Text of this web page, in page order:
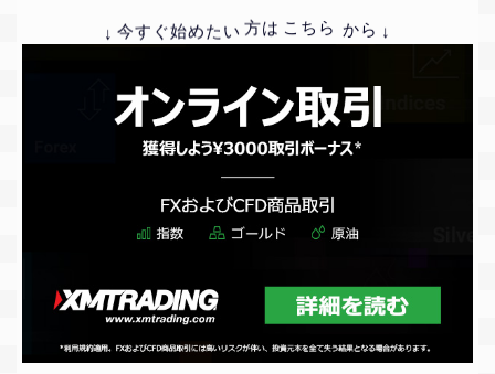
↓ 今すぐ始めたい 方は こちら から ↓